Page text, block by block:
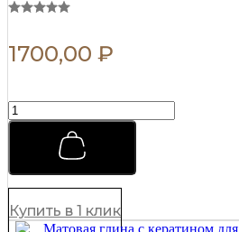
1700,00 ₽
Мастика
для
Morgans
75
мл
quantity
Купить в 1 клик